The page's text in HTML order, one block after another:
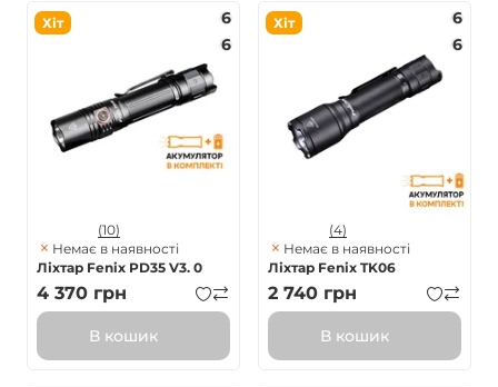
Хіт
6
6
(10)
Немає в наявності
Ліхтар Fenix PD35 V3. 0
4 370 грн
В кошик
Хіт
6
6
(4)
Немає в наявності
Ліхтар Fenix TK06
2 740 грн
В кошик